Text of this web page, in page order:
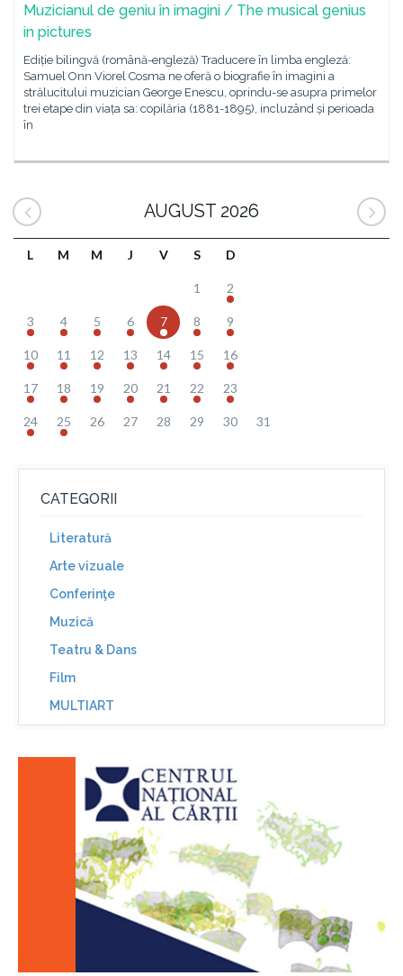
Muzicianul de geniu în imagini / The musical genius
in pictures
Ediție bilingvă (română-engleză) Traducere în limba engleză:
Samuel Onn Viorel Cosma ne oferă o biografie în imagini a
strălucitului muzician George Enescu, oprindu-se asupra primelor
trei etape din viața sa: copilăria (1881-1895), incluzând și perioada
în
AUGUST 2026
L M M J V S D
1 2
3 4 5 6 7 8 9
10 11 12 13 14 15 16
17 18 19 20 21 22 23
24 25 26 27 28 29 30 31
CATEGORII
Literatură
Arte vizuale
Conferinţe
Muzică
Teatru & Dans
Film
MULTIART